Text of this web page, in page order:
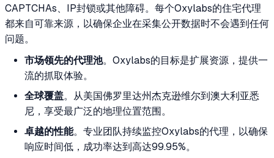
CAPTCHAs、IP封锁或其他障碍。每个Oxylabs的住宅代理
都来自可靠来源，以确保企业在采集公开数据时不会遇到任何
问题。
市场领先的代理池。Oxylabs的目标是扩展资源，提供一
流的抓取体验。
全球覆盖。从美国佛罗里达州杰克逊维尔到澳大利亚悉
尼，享受最广泛的地理位置范围。
卓越的性能。专业团队持续监控Oxylabs的代理，以确保
响应时间低，成功率达到高达99.95%。